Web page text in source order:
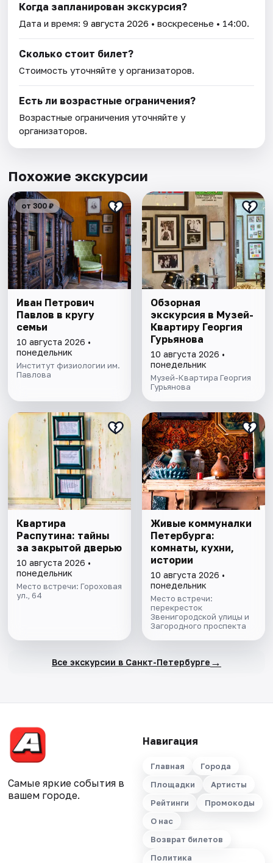
Когда запланирован экскурсия?
Дата и время:9 августа 2026 • воскресенье • 14:00.
Сколько стоит билет?
Стоимость уточняйте у организаторов.
Есть ли возрастные ограничения?
Возрастные ограничения уточняйте у
организаторов.
Похожие экскурсии
от 300 ₽
Иван Петрович
Павлов в кругу
семьи
10 августа 2026 •
понедельник
Институт физиологии им.
Павлова
Обзорная
экскурсия в Музей-
Квартиру Георгия
Гурьянова
10 августа 2026 •
понедельник
Музей-Квартира Георгия
Гурьянова
Квартира
Распутина: тайны
за закрытой дверью
10 августа 2026 •
понедельник
Место встречи: Гороховая
ул., 64
Живые коммуналки
Петербурга:
комнаты, кухни,
истории
10 августа 2026 •
понедельник
Место встречи:
перекресток
Звенигородской улицы и
Загородного проспекта
Все экскурсии в Санкт-Петербурге →
Самые яркие события в
вашем городе.
Навигация
Главная
Города
Площадки
Артисты
Рейтинги
Промокоды
О нас
Возврат билетов
Политика